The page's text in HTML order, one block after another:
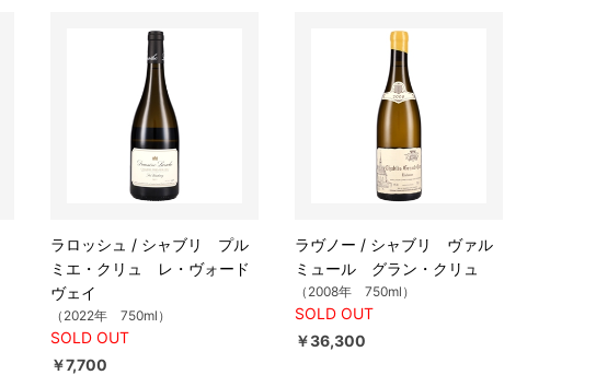
ラロッシュ / シャブリ プル
ミエ・クリュ レ・ヴォード
ヴェイ
（2022年 750ml）
SOLD OUT
￥7,700
ラヴノー / シャブリ ヴァル
ミュール グラン・クリュ
（2008年 750ml）
SOLD OUT
￥36,300